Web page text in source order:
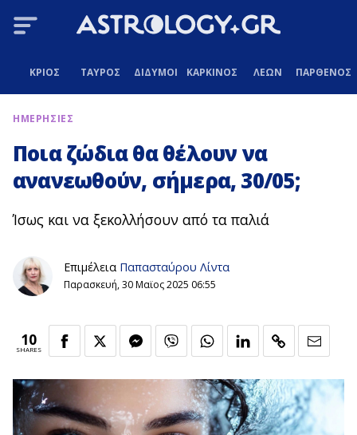
ΚΡΙΟΣ ΤΑΥΡΟΣ ΔΙΔΥΜΟΙ ΚΑΡΚΙΝΟΣ ΛΕΩΝ ΠΑΡΘΕΝΟΣ
ΗΜΕΡΗΣΙΕΣ
Ποια ζώδια θα θέλουν να
ανανεωθούν, σήμερα, 30/05;
Ίσως και να ξεκολλήσουν από τα παλιά
Επιμέλεια Παπασταύρου Λίντα
Παρασκευή, 30 Μαϊος 2025 06:55
10
SHARES